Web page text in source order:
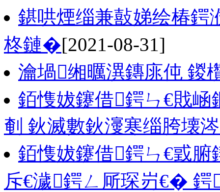
鍖哄煙缁兼敼娣绘椿鍔
柊鏈�[2021-08-31]
瀹堝缃曞潩鏄庣伅 鍐
銆愯妭鑳借鍔ㄣ€戝
剦 鈥滅數鈥濅寒缁胯壊
銆愯妭鑳借鍔ㄣ€戜
斥€濊鍔ㄥ厛琛岃€� 鍔